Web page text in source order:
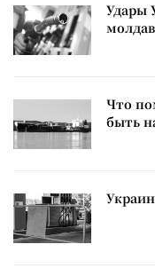
Удары
Что
быть